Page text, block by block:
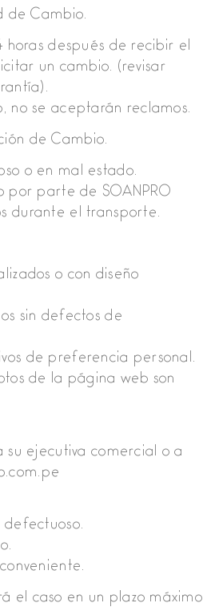
de Cambio.
horas después de recibir el
un cambio. (revisar
no se aceptarán reclamos.
de Cambio.
o en mal estado.
por parte de SOANPRO
durante el transporte.
o con diseño
sin defectos de
de preferencia personal.
de la página web son
su ejecutiva comercial o a
defectuoso.
el caso en un plazo máximo